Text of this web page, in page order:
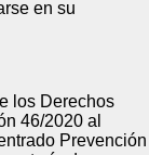
en su
los Derechos
46/2020 al
Prevención